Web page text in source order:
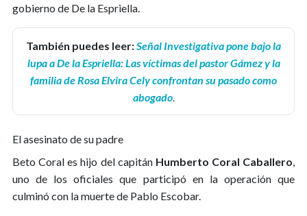
gobierno de De la Espriella.
También puedes leer:Señal Investigativa pone bajo la
lupa a De la Espriella: Las víctimas del pastor Gámez y la
familia de Rosa Elvira Cely confrontan su pasado como
abogado.
El asesinato de su padre
Beto Coral es hijo del capitán Humberto Coral Caballero
uno de los oficiales que participó en la operación que
culminó con la muerte de Pablo Escobar.